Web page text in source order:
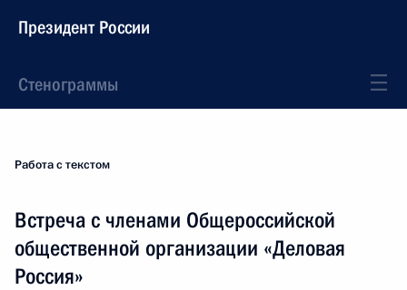
Президент России
Стенограммы
Работа с текстом
Встреча с членами Общероссийской
общественной организации «Деловая
Россия»